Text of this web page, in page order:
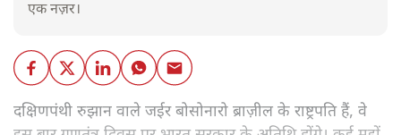
एक नज़र।
दक्षिणपंथी रुझान वाले जईर बोसोनारो ब्राज़ील के राष्ट्रपति हैं, वे